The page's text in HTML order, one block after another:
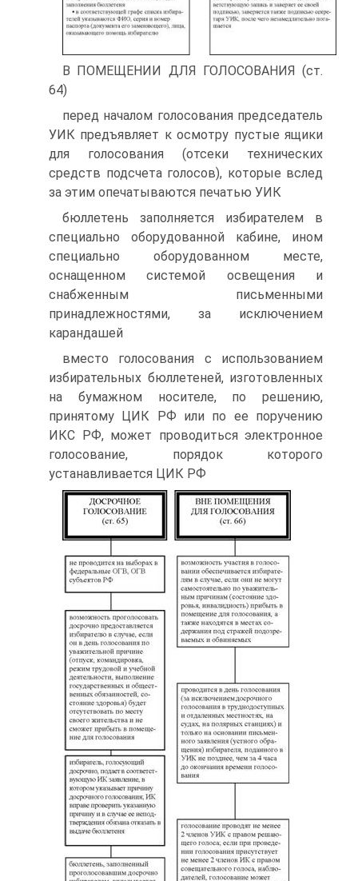
В ПОМЕЩЕНИИ ДЛЯ ГОЛОСОВАНИЯ (ст.
64)
перед началом голосования председатель
УИК предъявляет к осмотру пустые ящики
для голосования (отсеки технических
средств подсчета голосов), которые вслед
за этим опечатываются печатью УИК
бюллетень заполняется избирателем в
специально оборудованной кабине, ином
специально оборудованном месте,
оснащенном системой освещения и
снабженным письменными
принадлежностями, за исключением
карандашей
вместо голосования с использованием
избирательных бюллетеней, изготовленных
на бумажном носителе, по решению,
принятому ЦИК РФ или по ее поручению
ИКС РФ, может проводиться электронное
голосование, порядок которого
устанавливается ЦИК РФ